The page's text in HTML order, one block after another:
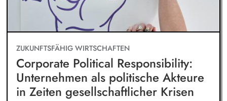
ZUKUNFTSFÄHIG WIRTSCHAFTEN
Corporate Political Responsibility:
Unternehmen als politische Akteure
in Zeiten gesellschaftlicher Krisen